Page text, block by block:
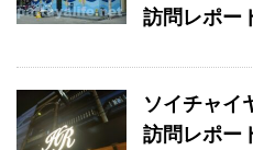
訪問レポー
ソイチャイ
訪問レポー